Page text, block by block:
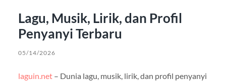
Lagu, Musik, Lirik, dan Profil
Penyanyi Terbaru
05/14/2026
laguin.net– Dunia lagu, musik, lirik, dan profil penyanyi